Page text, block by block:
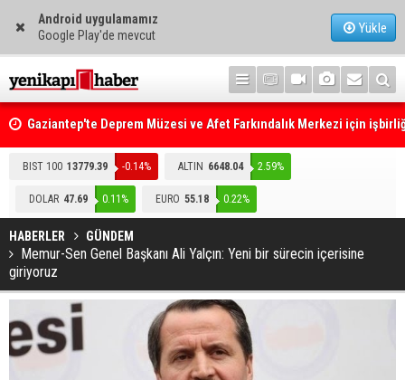
Android uygulamamız
Google Play'de mevcut
Yükle
Gaziantep'te Deprem Müzesi ve Afet Farkındalık Merkezi için
Resmi Gazete'de Bugün
BIST 100 13779.39 -0.14% ALTIN 6648.04 2.59%
DOLAR 47.69 0.11% EURO 55.18 0.22%
HABERLER GÜNDEM
Memur-Sen Genel Başkanı Ali Yalçın: Yeni bir sürecin içerisine
giriyoruz